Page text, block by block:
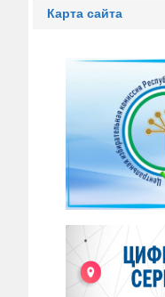
Карта сайта